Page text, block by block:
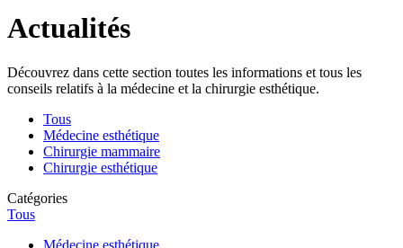
Actualités
Découvrez dans cette section toutes les informations et tous les
conseils relatifs à la médecine et la chirurgie esthétique.
Tous
Médecine esthétique
Chirurgie mammaire
Chirurgie esthétique
Catégories
Tous
Médecine esthétique